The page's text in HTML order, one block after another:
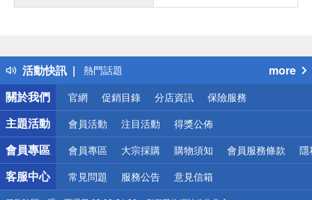
活動快訊
得獎公告
熱門話題
銀行優惠
偏遠地區配送
詐騙網頁！請小心！
more
關於我們
官網 促銷目錄 分店資訊 保險服務
主題活動 會員活動 注目活動 得獎公佈
會員專區 會員專區 大宗採購 購物須知 會員服務條款 隱
客服中心 常見問題 服務公告 意見信箱